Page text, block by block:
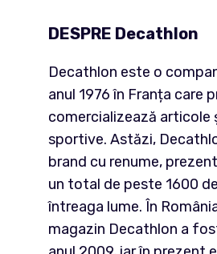
DESPRE Decathlon
Decathlon este o
anul 1976 în Franța care
comercializează articole
sportive. Astăzi,
brand cu renume,
un total de peste 1600
întreaga lume. În
magazin Decathlon a